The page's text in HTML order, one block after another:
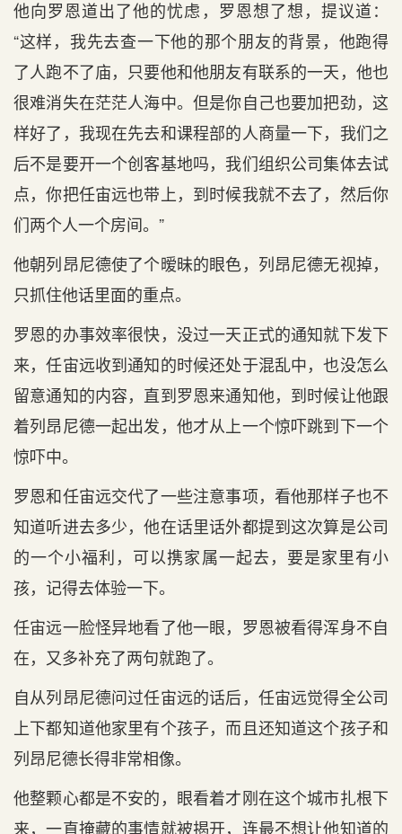
他向罗恩道出了他的忧虑，罗恩想了想，提议道：
“这样，我先去查一下他的那个朋友的背景，他跑得
了人跑不了庙，只要他和他朋友有联系的一天，他也
很难消失在茫茫人海中。但是你自己也要加把劲，这
样好了，我现在先去和课程部的人商量一下，我们之
后不是要开一个创客基地吗，我们组织公司集体去试
点，你把任宙远也带上，到时候我就不去了，然后你
们两个人一个房间。”
他朝列昂尼德使了个暧昧的眼色，列昂尼德无视掉，
只抓住他话里面的重点。
罗恩的办事效率很快，没过一天正式的通知就下发下
来，任宙远收到通知的时候还处于混乱中，也没怎么
留意通知的内容，直到罗恩来通知他，到时候让他跟
着列昂尼德一起出发，他才从上一个惊吓跳到下一个
惊吓中。
罗恩和任宙远交代了一些注意事项，看他那样子也不
知道听进去多少，他在话里话外都提到这次算是公司
的一个小福利，可以携家属一起去，要是家里有小
孩，记得去体验一下。
任宙远一脸怪异地看了他一眼，罗恩被看得浑身不自
在，又多补充了两句就跑了。
自从列昂尼德问过任宙远的话后，任宙远觉得全公司
上下都知道他家里有个孩子，而且还知道这个孩子和
列昂尼德长得非常相像。
他整颗心都是不安的，眼看着才刚在这个城市扎根下
来，一直掩藏的事情就被揭开，连最不想让他知道的